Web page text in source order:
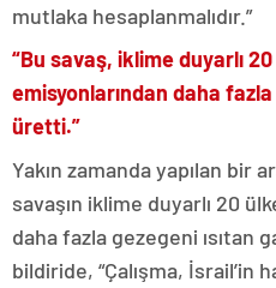
mutlaka hesaplanmalıdır.”
“Bu savaş, iklime duyarlı 20
emisyonlarından daha fazla
üretti.”
Yakın zamanda yapılan bir
savaşın iklime duyarlı 20
daha fazla gezegeni ısıtan
bildiride, “Çalışma, İsrail’in